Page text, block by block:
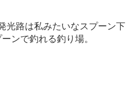
光路は私みたいなスプーン下
ンで釣れる釣り場。